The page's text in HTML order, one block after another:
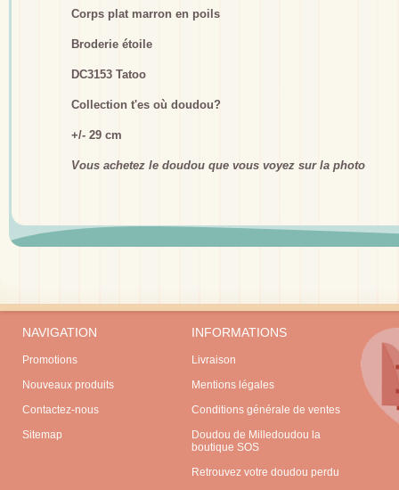
Corps plat marron en poils
Broderie étoile
DC3153 Tatoo
Collection t'es où doudou?
+/- 29 cm
Vous achetez le doudou que vous voyez sur la photo
NAVIGATION
Promotions
Nouveaux produits
Contactez-nous
Sitemap
INFORMATIONS
Livraison
Mentions légales
Conditions générale de ventes
Doudou de Milledoudou la
boutique SOS
Retrouvez votre doudou perdu